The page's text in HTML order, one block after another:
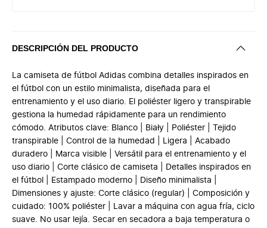
DESCRIPCIÓN DEL PRODUCTO
La camiseta de fútbol Adidas combina detalles inspirados en
el fútbol con un estilo minimalista, diseñada para el
entrenamiento y el uso diario. El poliéster ligero y transpirable
gestiona la humedad rápidamente para un rendimiento
cómodo. Atributos clave: Blanco | Biały | Poliéster | Tejido
transpirable | Control de la humedad | Ligera | Acabado
duradero | Marca visible | Versátil para el entrenamiento y el
uso diario | Corte clásico de camiseta | Detalles inspirados en
el fútbol | Estampado moderno | Diseño minimalista |
Dimensiones y ajuste: Corte clásico (regular) | Composición y
cuidado: 100% poliéster | Lavar a máquina con agua fría, ciclo
suave. No usar lejía. Secar en secadora a baja temperatura o